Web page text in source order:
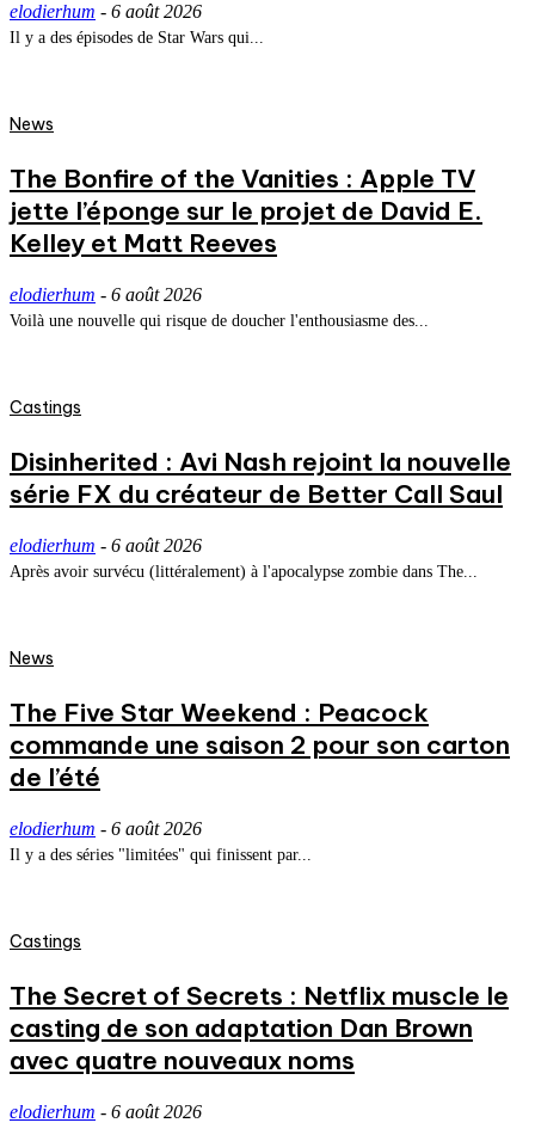
elodierhum - 6 août 2026
Il y a des épisodes de Star Wars qui...
News
The Bonfire of the Vanities : Apple TV
jette l’éponge sur le projet de David E.
Kelley et Matt Reeves
elodierhum - 6 août 2026
Voilà une nouvelle qui risque de doucher l'enthousiasme des...
Castings
Disinherited : Avi Nash rejoint la nouvelle
série FX du créateur de Better Call Saul
elodierhum - 6 août 2026
Après avoir survécu (littéralement) à l'apocalypse zombie dans The...
News
The Five Star Weekend : Peacock
commande une saison 2 pour son carton
de l’été
elodierhum - 6 août 2026
Il y a des séries "limitées" qui finissent par...
Castings
The Secret of Secrets : Netflix muscle le
casting de son adaptation Dan Brown
avec quatre nouveaux noms
elodierhum - 6 août 2026